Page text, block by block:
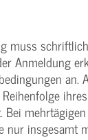
muss
Anmeldung
an.
Bei
nur insgesamt